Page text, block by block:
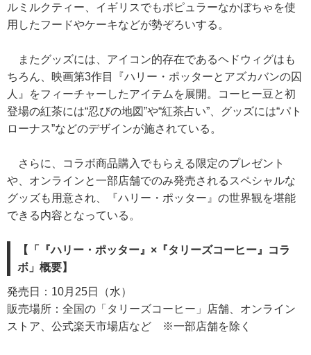
ルミルクティー、イギリスでもポピュラーなかぼちゃを使
用したフードやケーキなどが勢ぞろいする。
またグッズには、アイコン的存在であるヘドウィグはも
ちろん、映画第3作目『ハリー・ポッターとアズカバンの囚
人』をフィーチャーしたアイテムを展開。コーヒー豆と初
登場の紅茶には“忍びの地図”や“紅茶占い”、グッズには“パト
ローナス”などのデザインが施されている。
さらに、コラボ商品購入でもらえる限定のプレゼント
や、オンラインと一部店舗でのみ発売されるスペシャルな
グッズも用意され、『ハリー・ポッター』の世界観を堪能
できる内容となっている。
【「『ハリー・ポッター』×『タリーズコーヒー』コラ
ボ」概要】
発売日：10月25日（水）
販売場所：全国の「タリーズコーヒー」店舗、オンライン
ストア、公式楽天市場店など ※一部店舗を除く